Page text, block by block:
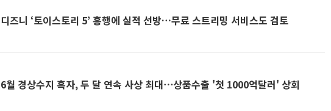
디즈니 ‘토이스토리 5’ 흥행에 실적 선방…무료 스트리밍 서비스도 검토
6월 경상수지 흑자, 두 달 연속 사상 최대⋯상품수출 '첫 1000억달러' 상회